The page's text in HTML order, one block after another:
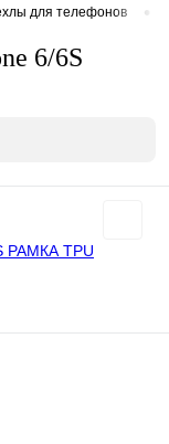
для телефонов •
6/6S